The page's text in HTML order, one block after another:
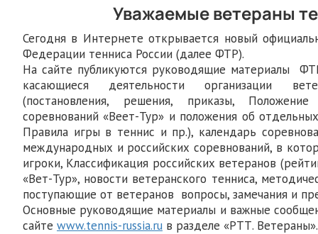
Уважаемые ветераны
Сегодня в Интернете открывается новый
Федерации тенниса России (далее ФТР).
На сайте публикуются руководящие материалы
касающиеся деятельности организации
(постановления, решения, приказы,
соревнований «Веет-Тур» и положения об
Правила игры в теннис и пр.), календарь
международных и российских соревнований, в
игроки, Классификация российских ветеранов
«Вет-Тур», новости ветеранского тенниса,
поступающие от ветеранов вопросы, замечания и
Основные руководящие материалы и важные
сайте www.tennis-russia.ru в разделе «РТТ. Ветераны».